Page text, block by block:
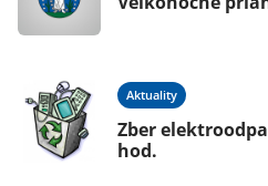
Aktuality
Zber
hod.